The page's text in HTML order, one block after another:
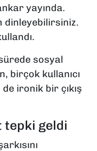
yayında.
dinleyebilirsiniz.
sosyal
birçok kullanıcı
de ironik bir çıkış
tepki geldi